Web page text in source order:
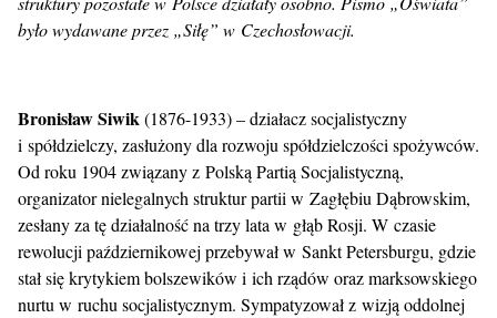
było wydawane przez „Siłę” w Czechosłowacji.
Bronisław Siwik(1876-1933) – działacz socjalistyczny
i spółdzielczy, zasłużony dla rozwoju spółdzielczości spożywców.
Od roku 1904 związany z Polską Partią Socjalistyczną,
organizator nielegalnych struktur partii w Zagłębiu Dąbrowskim,
zesłany za tę działalność na trzy lata w głąb Rosji. W czasie
rewolucji październikowej przebywał w Sankt Petersburgu, gdzie
stał się krytykiem bolszewików i ich rządów oraz marksowskiego
nurtu w ruchu socjalistycznym. Sympatyzował z wizją oddolnej